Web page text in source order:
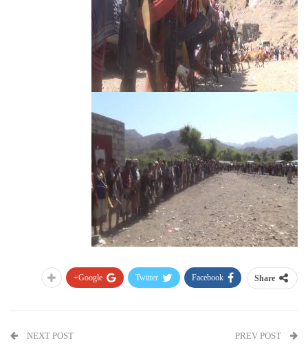
Share
Facebook
Twitter
Google+
NEXT POST